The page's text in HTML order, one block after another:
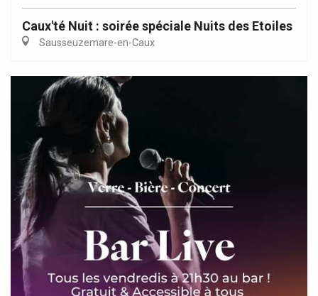
Caux'té Nuit : soirée spéciale Nuits des Etoiles
Sausseuzemare-en-Caux